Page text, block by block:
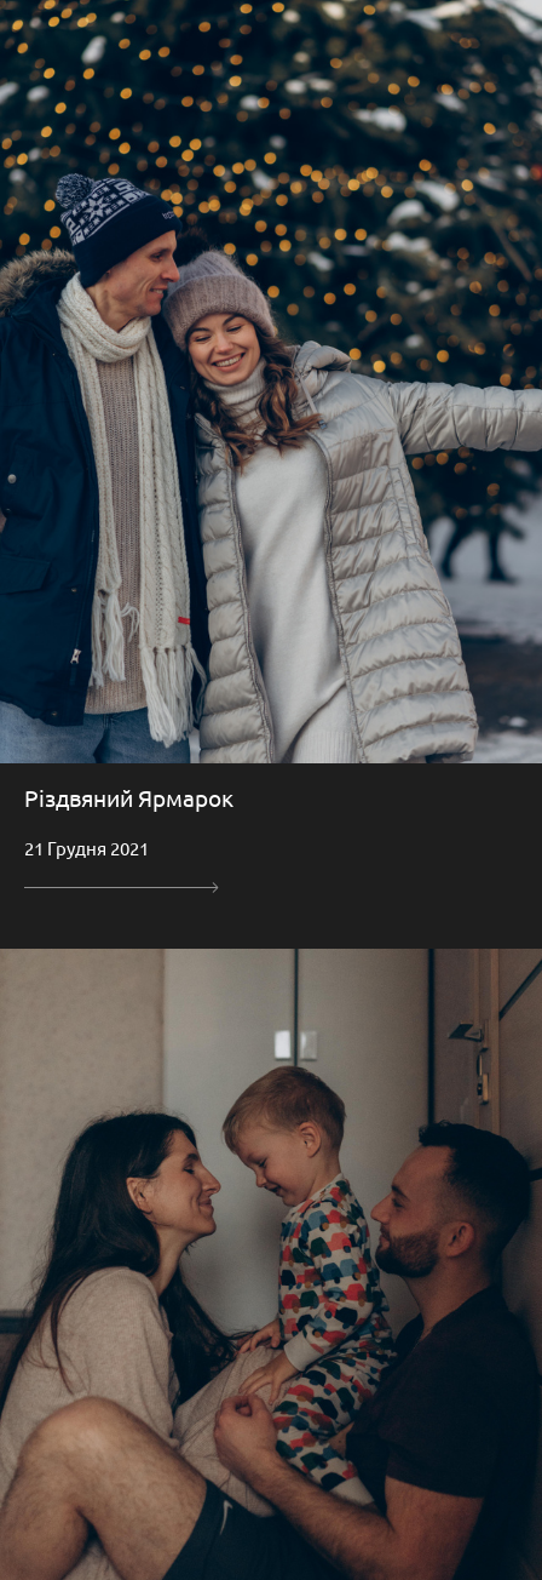
Різдвяний Ярмарок
21 Грудня 2021